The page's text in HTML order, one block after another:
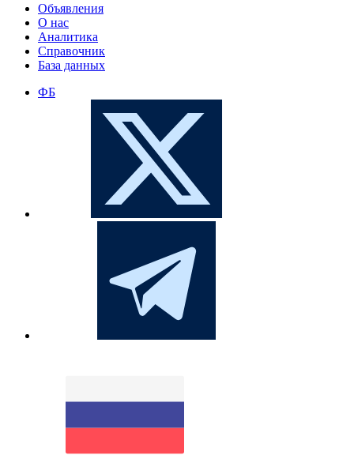
Объявления
О нас
Аналитика
Справочник
База данных
ФБ